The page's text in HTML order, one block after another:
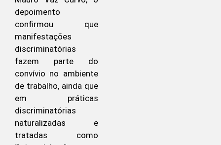
depoimento
confirmou que
manifestações
discriminatórias
fazem parte do
convívio no ambiente
de trabalho, ainda que
em práticas
discriminatórias
naturalizadas e
tratadas como